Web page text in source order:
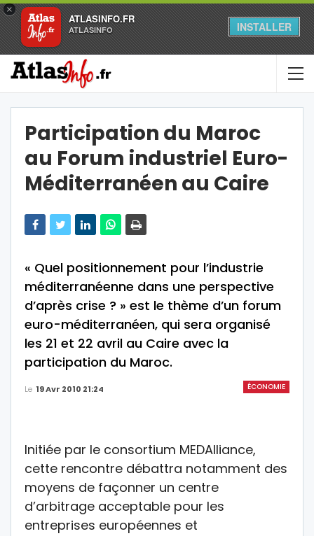
×
ATLASINFO.FR
ATLASINFO INSTALLER
Participation du Maroc
au Forum industriel Euro-
Méditerranéen au Caire
« Quel positionnement pour l’industrie
méditerranéenne dans une perspective
d’après crise ? » est le thème d’un forum
euro-méditerranéen, qui sera organisé
les 21 et 22 avril au Caire avec la
participation du Maroc.
ÉCONOMIE
Le 19 Avr 2010 21:24
Initiée par le consortium MEDAlliance,
cette rencontre débattra notamment des
moyens de façonner un centre
d’arbitrage acceptable pour les
entreprises européennes et